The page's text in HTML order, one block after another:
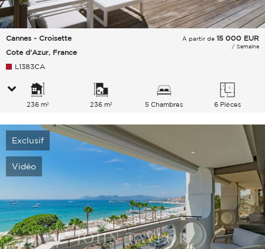
Cannes - Croisette
Cote d'Azur, France
À partir de 15 000 EUR
/ Semaine
L1383CA
236 m² 236 m² 5 Chambres 6 Pièces
Exclusif
Vidéo